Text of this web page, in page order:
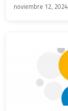
noviembre 12, 2024